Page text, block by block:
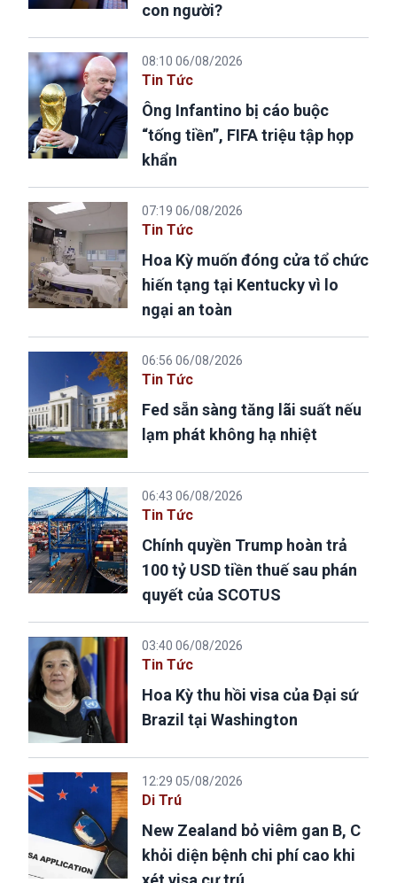
con người?
08:10 06/08/2026
Tin Tức
Ông Infantino bị cáo buộc
“tống tiền”, FIFA triệu tập họp
khẩn
07:19 06/08/2026
Tin Tức
Hoa Kỳ muốn đóng cửa tổ chức
hiến tạng tại Kentucky vì lo
ngại an toàn
06:56 06/08/2026
Tin Tức
Fed sẵn sàng tăng lãi suất nếu
lạm phát không hạ nhiệt
06:43 06/08/2026
Tin Tức
Chính quyền Trump hoàn trả
100 tỷ USD tiền thuế sau phán
quyết của SCOTUS
03:40 06/08/2026
Tin Tức
Hoa Kỳ thu hồi visa của Đại sứ
Brazil tại Washington
12:29 05/08/2026
Di Trú
New Zealand bỏ viêm gan B, C
khỏi diện bệnh chi phí cao khi